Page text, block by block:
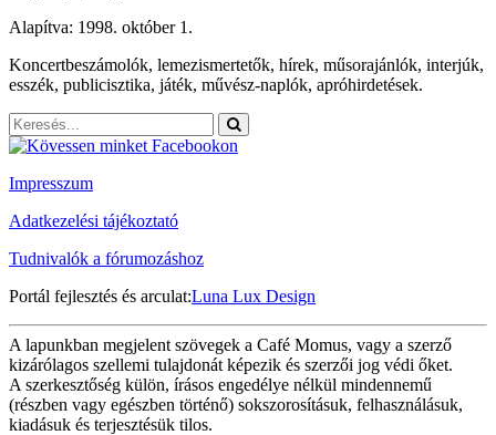
Alapítva: 1998. október 1.
Koncertbeszámolók, lemezismertetők, hírek, műsorajánlók, interjúk,
esszék, publicisztika, játék, művész-naplók, apróhirdetések.
Impresszum
Adatkezelési tájékoztató
Tudnivalók a fórumozáshoz
Portál fejlesztés és arculat:Luna Lux Design
A lapunkban megjelent szövegek a Café Momus, vagy a szerző
kizárólagos szellemi tulajdonát képezik és szerzői jog védi őket.
A szerkesztőség külön, írásos engedélye nélkül mindennemű
(részben vagy egészben történő) sokszorosításuk, felhasználásuk,
kiadásuk és terjesztésük tilos.